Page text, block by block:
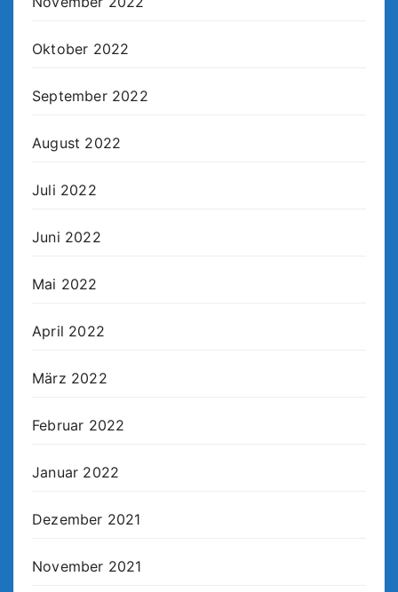
Oktober 2022
September 2022
August 2022
Juli 2022
Juni 2022
Mai 2022
April 2022
März 2022
Februar 2022
Januar 2022
Dezember 2021
November 2021